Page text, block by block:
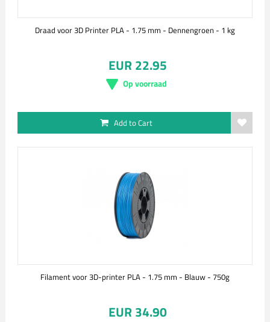
Draad voor 3D Printer PLA - 1.75 mm - Dennengroen - 1 kg
EUR 22.95
Op voorraad
Add to Cart
Filament voor 3D-printer PLA - 1.75 mm - Blauw - 750g
EUR 34.90